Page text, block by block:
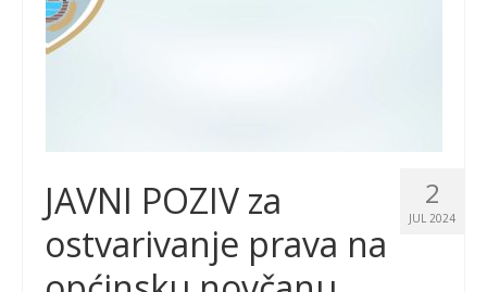
2
JUL 2024
JAVNI POZIV za
ostvarivanje prava na